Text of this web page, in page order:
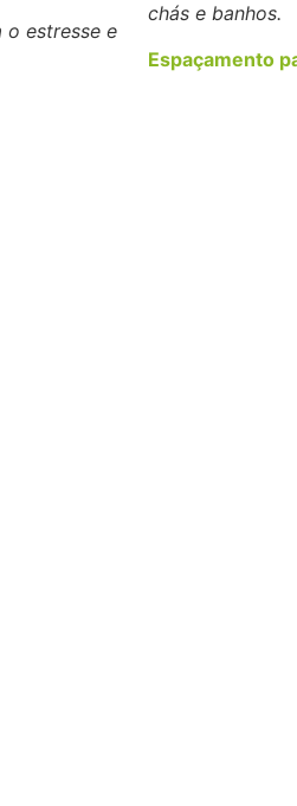
o estresse e
chás e banhos.
Espaçamento